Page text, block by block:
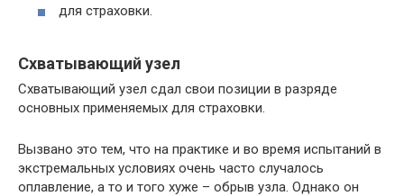
для страховки.
Схватывающий узел
Схватывающий узел сдал свои позиции в разряде
основных применяемых для страховки.
Вызвано это тем, что на практике и во время испытаний в
экстремальных условиях очень часто случалось
оплавление, а то и того хуже – обрыв узла. Однако он